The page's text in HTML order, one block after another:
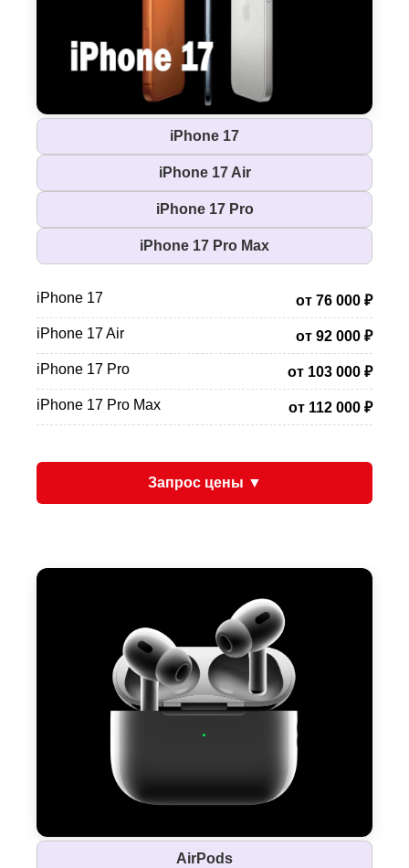
iPhone 17
iPhone 17 Air
iPhone 17 Pro
iPhone 17 Pro Max
iPhone 17 от 76 000 ₽
iPhone 17 Air от 92 000 ₽
iPhone 17 Pro от 103 000 ₽
iPhone 17 Pro Max от 112 000 ₽
Запрос цены ▼
AirPods